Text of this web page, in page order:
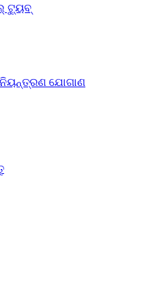
ଟ୍ୟୁବ୍
ନିୟନ୍ତ୍ରଣ ଯୋଗାଣ